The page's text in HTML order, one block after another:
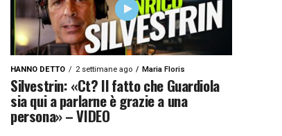
HANNO DETTO 2 settimane ago Maria Floris
Silvestrin: «Ct? Il fatto che Guardiola
sia qui a parlarne è grazie a una
persona» – VIDEO